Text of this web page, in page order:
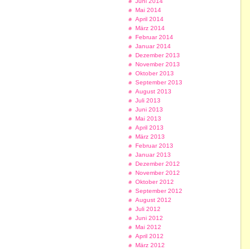
Mai 2014
April 2014
März 2014
Februar 2014
Januar 2014
Dezember 2013
November 2013
Oktober 2013
September 2013
August 2013
Juli 2013
Juni 2013
Mai 2013
April 2013
März 2013
Februar 2013
Januar 2013
Dezember 2012
November 2012
Oktober 2012
September 2012
August 2012
Juli 2012
Juni 2012
Mai 2012
April 2012
März 2012